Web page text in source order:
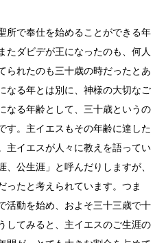
で奉仕を始めることができる年
たダビデが王になったのも、何人
られたのも三十歳の時だったとあ
なる年とは別に、神様の大切なご
なる年齢として、三十歳というの
す。主イエスもその年齢に達した
主イエスが人々に教えを語ってい
公生涯」と呼んだりしますが、
ったと考えられています。つま
活動を始め、およそ三十三歳で十
してみると、主イエスのご生涯の